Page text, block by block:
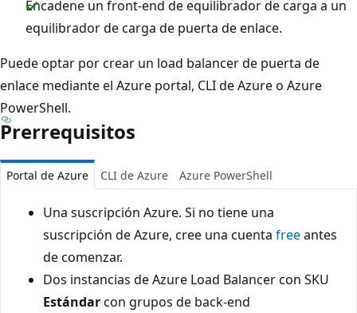
Encadene un front-end de equilibrador de carga a un
equilibrador de carga de puerta de enlace.
Puede optar por crear un load balancer de puerta de
enlace mediante el Azure portal, CLI de Azure o Azure
PowerShell.
Prerrequisitos
Portal de Azure CLI de Azure Azure PowerShell
Una suscripción Azure. Si no tiene una
suscripción de Azure, cree una cuenta freeantes
de comenzar.
Dos instancias de Azure Load Balancer con SKU
Estándarcon grupos de back-end